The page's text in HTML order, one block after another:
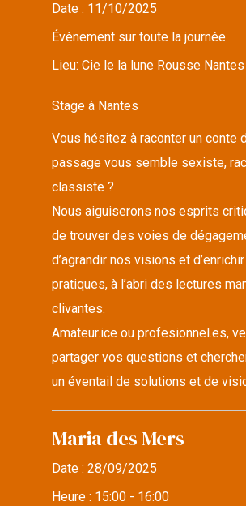
Date : 11/10/2025
Évènement sur toute la journée
Lieu:Cie le la lune Rousse Nantes
Stage à Nantes
Vous hésitez à raconter un conte
passage vous semble sexiste,
classiste ?
Nous aiguiserons nos esprits
de trouver des voies de
d’agrandir nos visions et
pratiques, à l’abri des lectures
clivantes.
Amateur.ice ou profesionnel.es,
partager vos questions et
un éventail de solutions et de
Maria des Mers
Date :28/09/2025
Heure : 15:00 - 16:00